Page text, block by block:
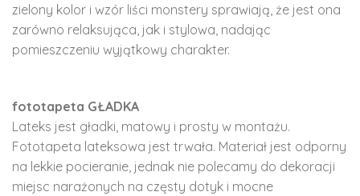
zielony kolor i wzór liści monstery sprawiają, że ​​jest ona
zarówno relaksująca, jak i stylowa, nadając
pomieszczeniu wyjątkowy charakter.
fototapeta GŁADKA
Lateks jest gładki, matowy i prosty w montażu.
Fototapeta lateksowa jest trwała. Materiał jest odporny
na lekkie pocieranie, jednak nie polecamy do dekoracji
miejsc narażonych na częsty dotyk i mocne